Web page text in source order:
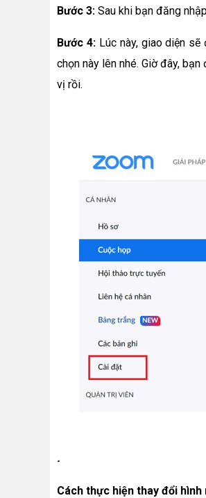
Bước 3: Sau khi bạn đăng
Bước 4:Lúc này, giao diện sẽ
chọn này lên nhé. Giờ đây,
vị rồi.
.
Cách thực hiện thay đổi